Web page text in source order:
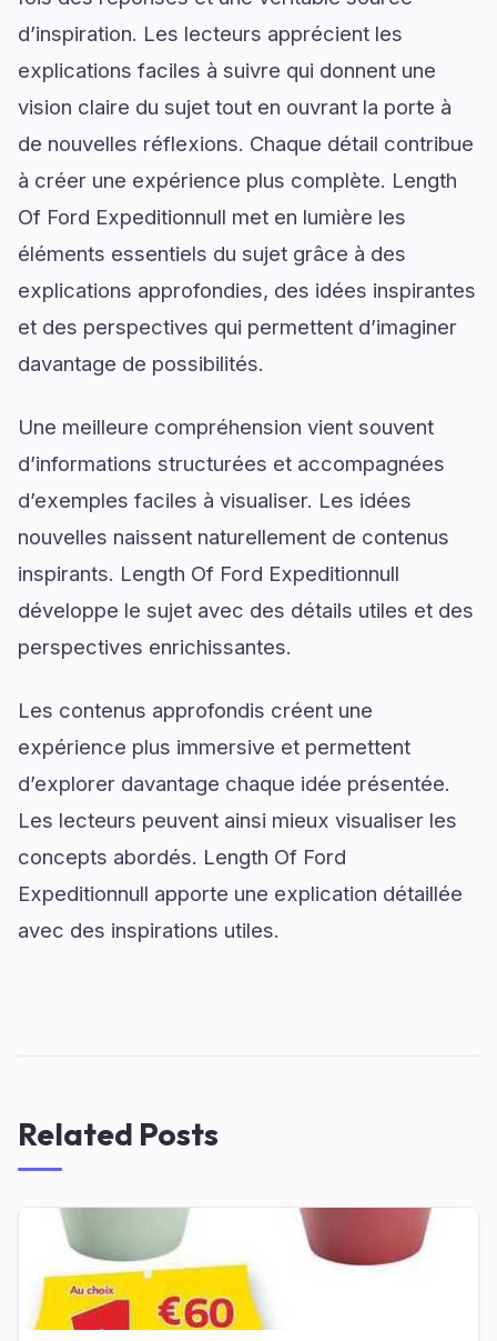
d’inspiration. Les lecteurs apprécient les
explications faciles à suivre qui donnent une
vision claire du sujet tout en ouvrant la porte à
de nouvelles réflexions. Chaque détail contribue
à créer une expérience plus complète. Length
Of Ford Expeditionnull met en lumière les
éléments essentiels du sujet grâce à des
explications approfondies, des idées inspirantes
et des perspectives qui permettent d’imaginer
davantage de possibilités.
Une meilleure compréhension vient souvent
d’informations structurées et accompagnées
d’exemples faciles à visualiser. Les idées
nouvelles naissent naturellement de contenus
inspirants. Length Of Ford Expeditionnull
développe le sujet avec des détails utiles et des
perspectives enrichissantes.
Les contenus approfondis créent une
expérience plus immersive et permettent
d’explorer davantage chaque idée présentée.
Les lecteurs peuvent ainsi mieux visualiser les
concepts abordés. Length Of Ford
Expeditionnull apporte une explication détaillée
avec des inspirations utiles.
Related Posts